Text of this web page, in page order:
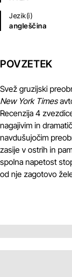
Jezik(i)
angleščina
POVZETEK
Svež gruzijski
New York Times
Recenzija 4
nagajivim in
navdušujočim
zasije v ostrih in
spolna napetost
od nje zagotovo